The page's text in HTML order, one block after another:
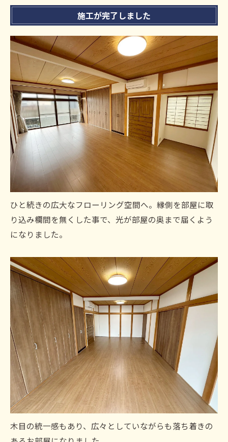
施工が完了しました
ひと続きの広大なフローリング空間へ。縁側を部屋に取
り込み欄間を無くした事で、光が部屋の奥まで届くよう
になりました。
木目の統一感もあり、広々としていながらも落ち着きの